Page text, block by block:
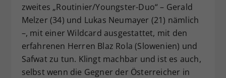
zweites „Routinier/Youngster-Duo“ – Gerald
Melzer (34) und Lukas Neumayer (21) nämlich
–, mit einer Wildcard ausgestattet, mit den
erfahrenen Herren Blaz Rola (Slowenien) und
Safwat zu tun. Klingt machbar und ist es auch,
selbst wenn die Gegner der Österreicher in